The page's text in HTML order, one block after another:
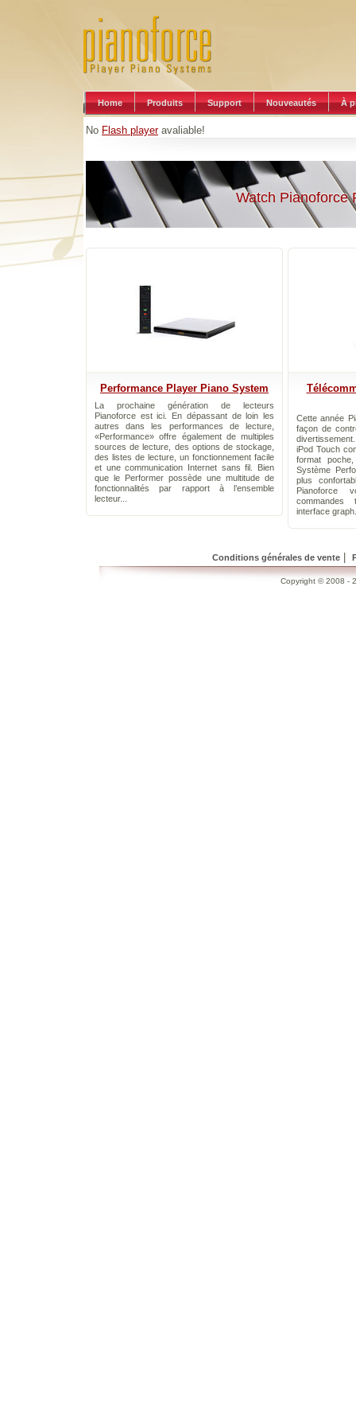
Home Produits Support Nouveautés À
No Flash playeravaliable!
Watch Pianoforce
Performance Player Piano System
La prochaine génération de lecteurs
Pianoforce est ici. En dépassant de loin les
autres dans les performances de lecture,
«Performance» offre également de multiples
sources de lecture, des options de stockage,
des listes de lecture, un fonctionnement facile
et une communication Internet sans fil. Bien
que le Performer possède une multitude de
fonctionnalités par rapport à l’ensemble
lecteur...
Cette année
façon de
iPod Touch
format
Système
plus
Pianoforce
interface
Conditions générales de vente
Copyright © 2008 -